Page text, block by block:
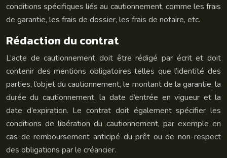
conditions spécifiques liés au cautionnement, comme les frais
de garantie, les frais de dossier, les frais de notaire, etc.
Rédaction du contrat
L’acte de cautionnement doit être rédigé par écrit et doit
contenir des mentions obligatoires telles que l’identité des
parties, l’objet du cautionnement, le montant de la garantie, la
durée du cautionnement, la date d’entrée en vigueur et la
date d’expiration. Le contrat doit également spécifier les
conditions de libération du cautionnement, par exemple en
cas de remboursement anticipé du prêt ou de non-respect
des obligations par le créancier.